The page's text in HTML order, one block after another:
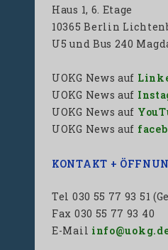
Haus 1, 6. Etage
10365 Berlin
U5 und Bus 240
UOKG News auf
UOKG News auf
UOKG News auf
UOKG News auf
KONTAKT +
Tel 030 55 77 93 51
Fax 030 55 77 93 40
E-Mail